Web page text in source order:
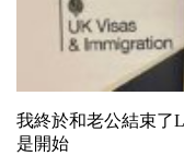
我終於和老公結束了
是開始